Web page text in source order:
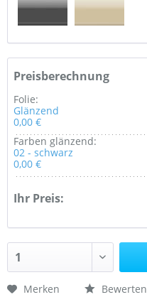
Preisberechnung
Folie:
Glänzend
0,00 €
Farben glänzend:
02 - schwarz
0,00 €
Ihr Preis:
Merken Bewerten